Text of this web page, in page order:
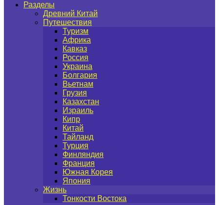
Разделы
Древний Китай
Путешествия
Туризм
Африка
Кавказ
Россия
Украина
Болгария
Вьетнам
Грузия
Казахстан
Израиль
Кипр
Китай
Тайланд
Турция
Финляндия
Франция
Южная Корея
Япония
Жизнь
Тонкости Востока